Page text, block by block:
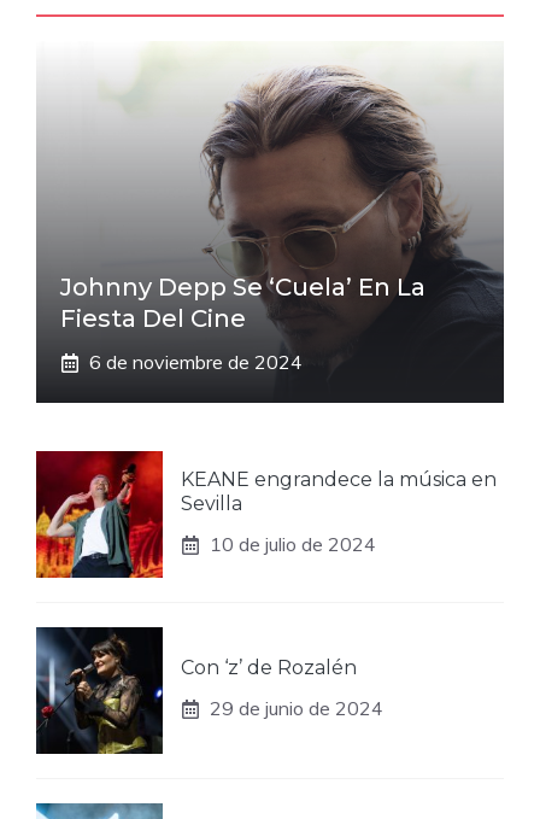
Johnny Depp Se ‘cuela’ En La
Fiesta Del Cine
6 de noviembre de 2024
KEANE engrandece la música en
Sevilla
10 de julio de 2024
Con ‘z’ de Rozalén
29 de junio de 2024